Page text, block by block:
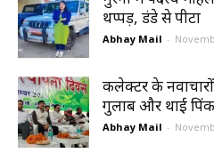
थप्पड़, डंडे से पीटा
Abhay Mail -
कलेक्टर के नवाचारों
गुलाब और थाई
Abhay Mail -